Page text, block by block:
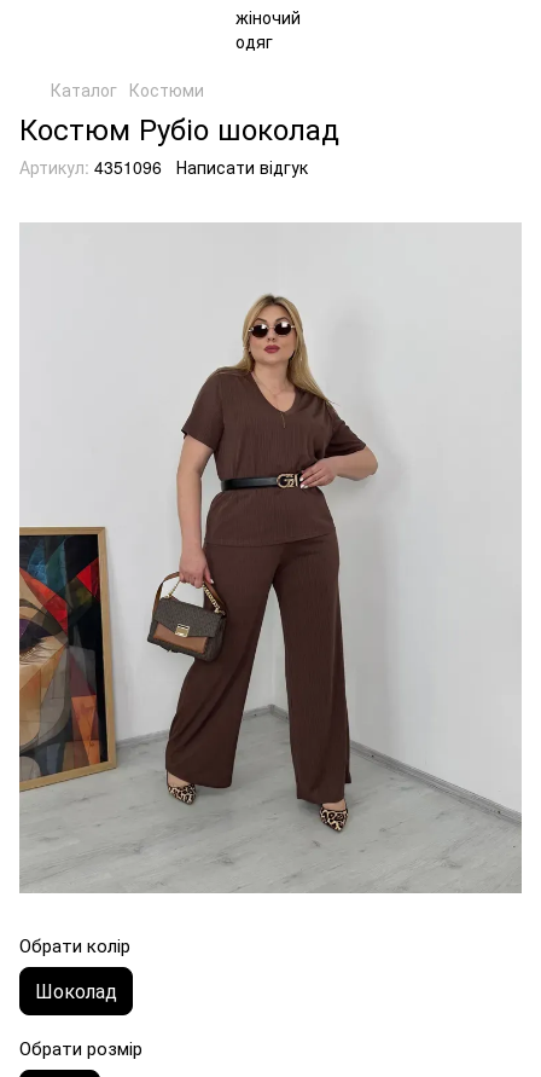
Каталог Костюми
Костюм Рубіо шоколад
Артикул: 4351096 Написати відгук
Обрати колір
Шоколад
Обрати розмір